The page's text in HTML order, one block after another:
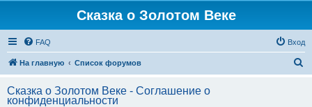
Сказка о Золотом Веке
FAQ Вход
На главную Список форумов
Сказка о Золотом Веке - Соглашение о
конфиденциальности